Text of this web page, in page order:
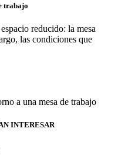
trabajo
reducido: la mesa
las condiciones que
INTERESAR